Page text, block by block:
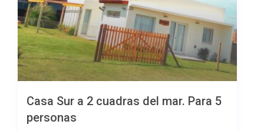
Casa Sur a 2 cuadras del mar. Para 5
personas